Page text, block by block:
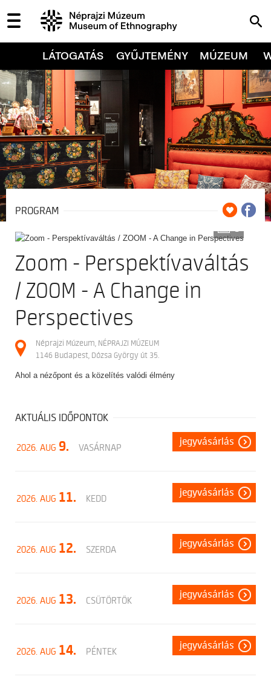
LÁTOGATÁS GYŰJTEMÉNY MÚZEUM
PROGRAM
3
Zoom - Perspektívaváltás
/ ZOOM - A Change in
Perspectives
Néprajzi Múzeum, NÉPRAJZI MÚZEUM
1146 Budapest, Dózsa György út 35.
Ahol a nézőpont és a közelítés valódi élmény
AKTUÁLIS IDŐPONTOK
2026. AUG 9. VASÁRNAP
jegyvásárlás
2026. AUG 11. KEDD
jegyvásárlás
2026. AUG 12. SZERDA
jegyvásárlás
2026. AUG 13. CSÜTÖRTÖK
jegyvásárlás
2026. AUG 14. PÉNTEK
jegyvásárlás